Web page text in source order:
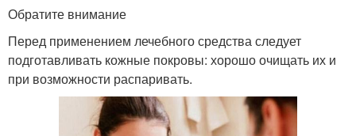
Обратите внимание
Перед применением лечебного средства следует
подготавливать кожные покровы: хорошо очищать их и
при возможности распаривать.